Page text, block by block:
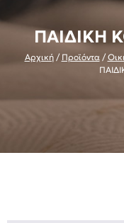
ΠΑΙΔΙΚΗ
Αρχική/ Προϊόντα/